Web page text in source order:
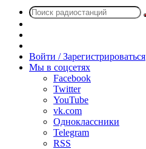
радио
Войти / Зарегистрироваться
Мы в соцсетях
Facebook
Twitter
YouTube
vk.com
Одноклассники
Telegram
RSS